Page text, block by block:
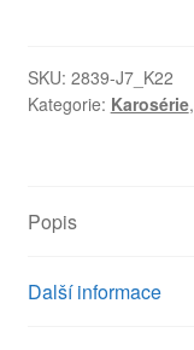
Xsara
Kombi
SKU: 2839-J7_K22
Kategorie: Karosérie,
Popis
Další informace